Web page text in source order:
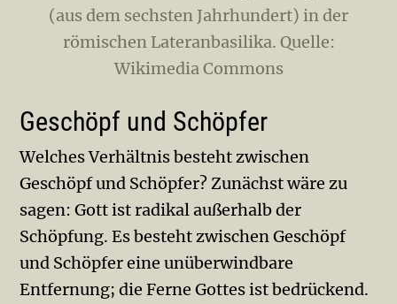
(aus dem sechsten Jahrhundert) in der
römischen Lateranbasilika. Quelle:
Wikimedia Commons
Geschöpf und Schöpfer
Welches Verhältnis besteht zwischen
Geschöpf und Schöpfer? Zunächst wäre zu
sagen: Gott ist radikal außerhalb der
Schöpfung. Es besteht zwischen Geschöpf
und Schöp­fer eine unüberwindbare
Entfernung; die Ferne Gottes ist bedrückend.